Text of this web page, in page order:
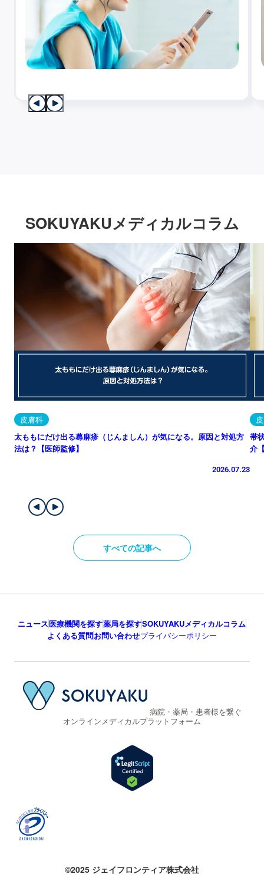
SOKUYAKUメディカルコラム
皮膚科
太ももにだけ出る蕁麻疹（じんましん）が気になる。原因と対処方
法は？【医師監修】
2026.07.23
帯
介
すべての記事へ
ニュース医療機関を探す薬局を探すSOKUYAKUメディカルコラム
よくある質問お問い合わせプライバシーポリシー
病院・薬局・患者様を繋ぐ
オンラインメディカルプラットフォーム
©2025 ジェイフロンティア株式会社